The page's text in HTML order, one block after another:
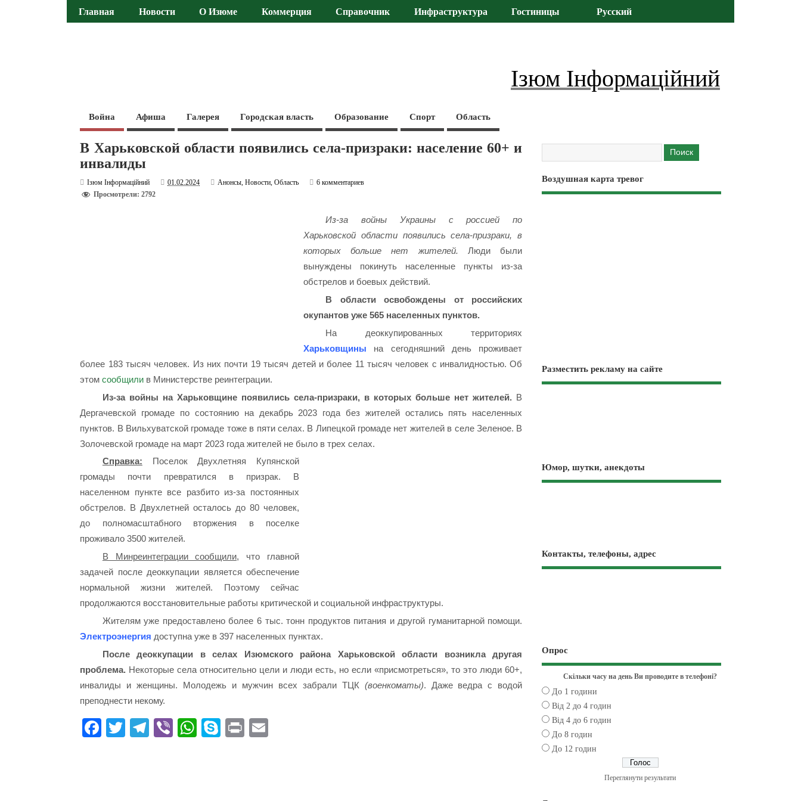
Главная Новости О Изюме Коммерция Справочник Инфраструктура Гостиницы Русский
Ізюм Інформаційний
Война Афиша Галерея Городская власть Образование Спорт Область
В Харьковской области появились села-призраки: население 60+ и
инвалиды
Ізюм Інформаційний 01.02.2024 Анонсы,Новости,Область
6 комментариев
Просмотрели: 2792
Из-за войны Украины с россией по
Харьковской области появились села-призраки, в
которых больше нет жителей. Люди были
вынуждены покинуть населенные пункты из-за
обстрелов и боевых действий.
В области освобождены от российских
окупантов уже 565 населенных пунктов.
На деоккупированных территориях
Харьковщины на сегодняшний день проживает
более 183 тысяч человек. Из них почти 19 тысяч детей и более 11 тысяч человек с инвалидностью. Об
этомсообщили в Министерстве реинтеграции.
Из-за войны на Харьковщине появились села-призраки, в которых больше нет жителей. В
Дергачевской громаде по состоянию на декабрь 2023 года без жителей остались пять населенных
пунктов. В Вильхуватской громаде тоже в пяти селах. В Липецкой громаде нет жителей в селе Зеленое. В
Золочевской громаде на март 2023 года жителей не было в трех селах.
Справка: Поселок Двухлетняя Купянской
громады почти превратился в призрак. В
населенном пункте все разбито из-за постоянных
обстрелов. В Двухлетней осталось до 80 человек,
до полномасштабного вторжения в поселке
проживало 3500 жителей.
В Минреинтеграции сообщили, что главной
задачей после деоккупации является обеспечение
нормальной жизни жителей. Поэтому сейчас
продолжаются восстановительные работы критической и социальной инфраструктуры.
Жителям уже предоставлено более 6 тыс. тонн продуктов питания и другой гуманитарной помощи.
Электроэнергия доступна уже в 397 населенных пунктах.
После деоккупации в селах Изюмского района Харьковской области возникла другая
проблема. Некоторые села относительно цели и люди есть, но если «присмотреться», то это люди 60+,
инвалиды и женщины. Молодежь и мужчин всех забрали ТЦК (военкоматы). Даже ведра с водой
преподнести некому.
Fa T
Te Vi
W
S
Pr
Воздушная карта тревог
Разместить рекламу на сайте
Юмор, шутки, анекдоты
Контакты, телефоны, адрес
Опрос
Скільки часу на день Ви проводите в телефоні?
До 1 години
Від 2 до 4 годин
Від 4 до 6 годин
До 8 годин
До 12 годин
Переглянути результати